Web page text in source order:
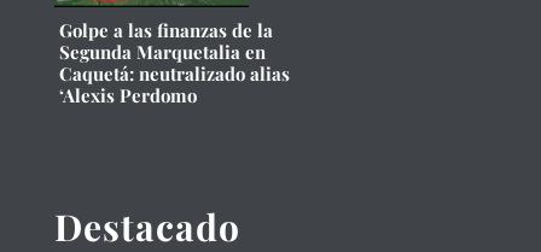
Golpe a las finanzas de la
Segunda Marquetalia en
Caquetá: neutralizado alias
‘Alexis Perdomo
Destacado